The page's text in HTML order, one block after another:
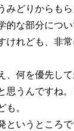
みどりからも
的な部分につ
けれども、非
何を優先して
思うんですね
も。
というところ